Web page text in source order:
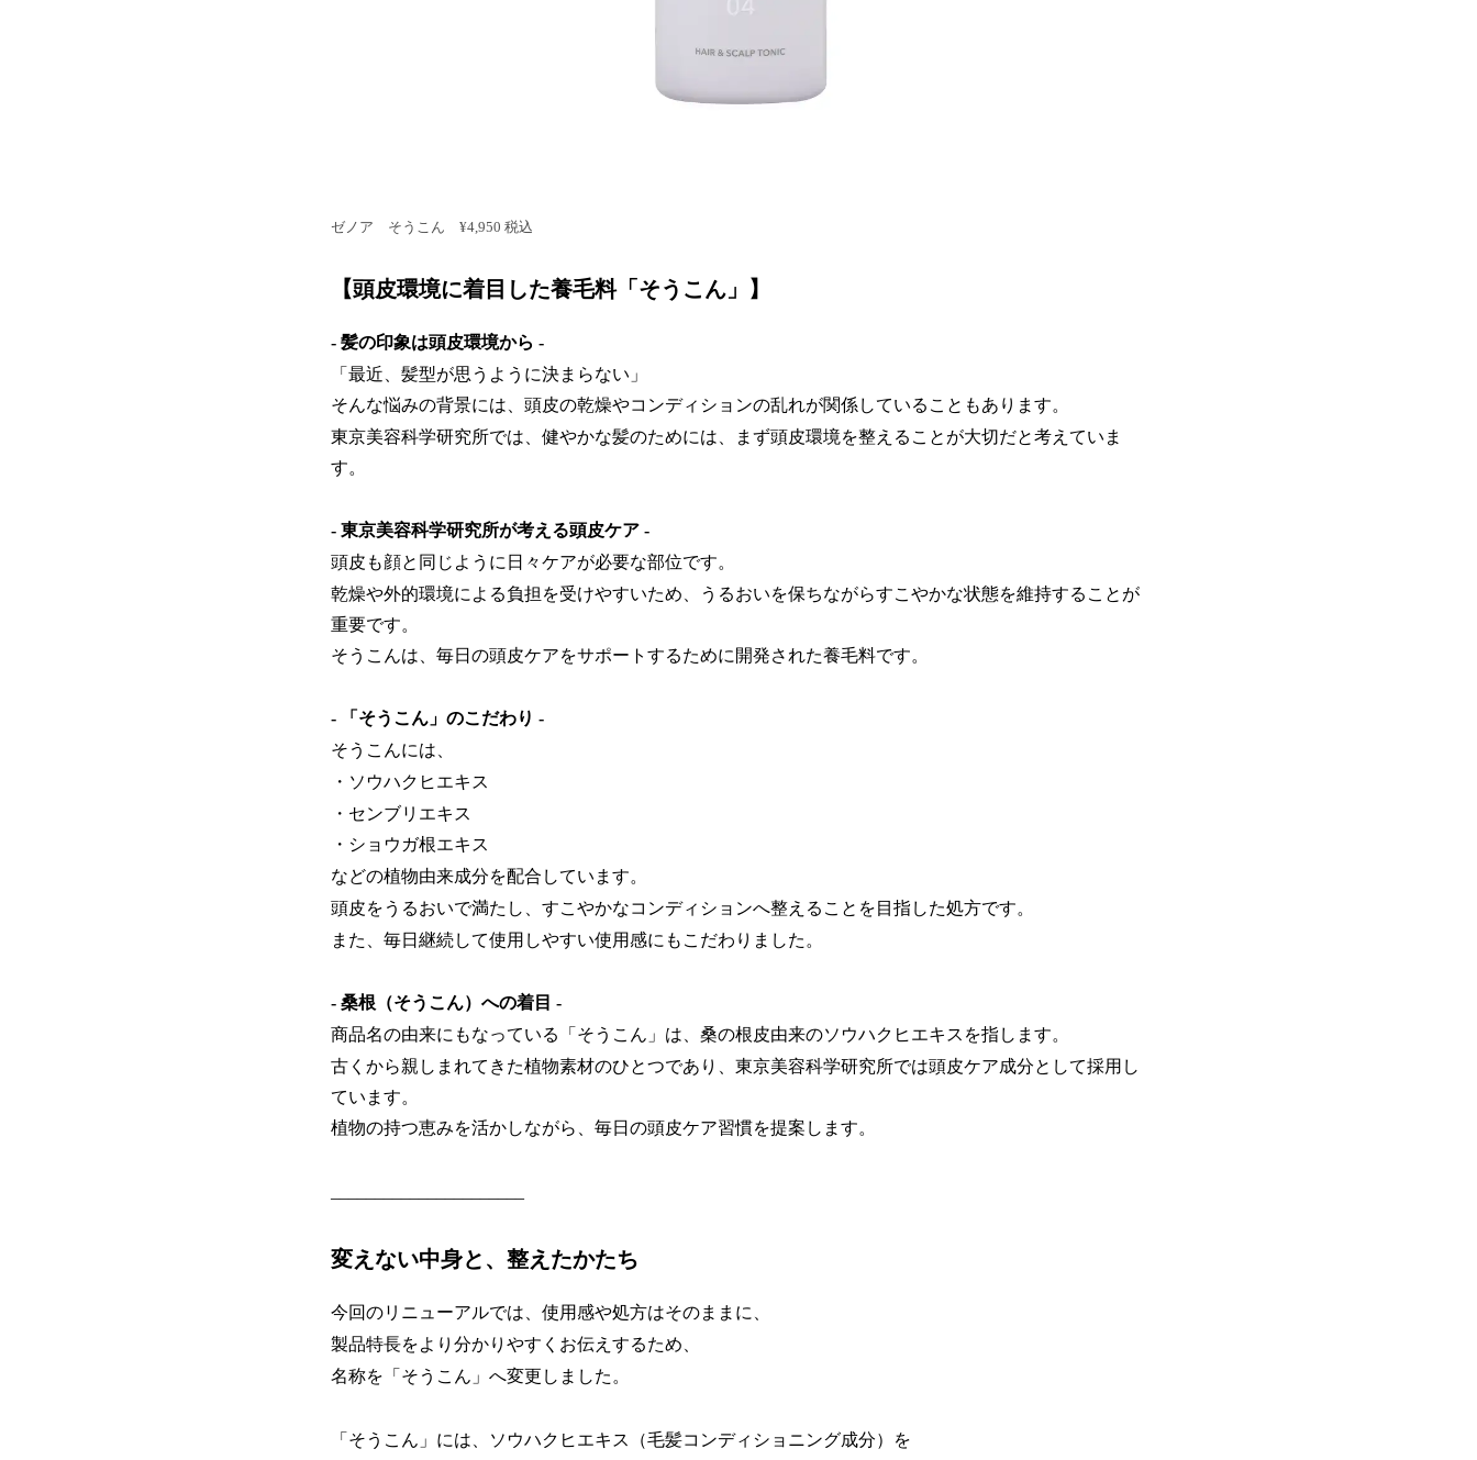
ゼノア そうこん ¥4,950 税込
【頭皮環境に着目した養毛料「そうこん」】
- 髪の印象は頭皮環境から -
「最近、髪型が思うように決まらない」
そんな悩みの背景には、頭皮の乾燥やコンディションの乱れが関係していることもあります。
東京美容科学研究所では、健やかな髪のためには、まず頭皮環境を整えることが大切だと考えていま
す。
- 東京美容科学研究所が考える頭皮ケア -
頭皮も顔と同じように日々ケアが必要な部位です。
乾燥や外的環境による負担を受けやすいため、うるおいを保ちながらすこやかな状態を維持することが
重要です。
そうこんは、毎日の頭皮ケアをサポートするために開発された養毛料です。
- 「そうこん」のこだわり -
そうこんには、
・ソウハクヒエキス
・センブリエキス
・ショウガ根エキス
などの植物由来成分を配合しています。
頭皮をうるおいで満たし、すこやかなコンディションへ整えることを目指した処方です。
また、毎日継続して使用しやすい使用感にもこだわりました。
- 桑根（そうこん）への着目 -
商品名の由来にもなっている「そうこん」は、桑の根皮由来のソウハクヒエキスを指します。
古くから親しまれてきた植物素材のひとつであり、東京美容科学研究所では頭皮ケア成分として採用し
ています。
植物の持つ恵みを活かしながら、毎日の頭皮ケア習慣を提案します。
変えない中身と、整えたかたち
今回のリニューアルでは、使用感や処方はそのままに、
製品特長をより分かりやすくお伝えするため、
名称を「そうこん」へ変更しました。
「そうこん」には、ソウハクヒエキス（毛髪コンディショニング成分）を